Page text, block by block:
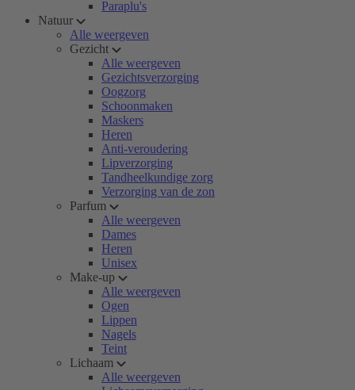
Paraplu's
Natuur
Alle weergeven
Gezicht
Alle weergeven
Gezichtsverzorging
Oogzorg
Schoonmaken
Maskers
Heren
Anti-veroudering
Lipverzorging
Tandheelkundige zorg
Verzorging van de zon
Parfum
Alle weergeven
Dames
Heren
Unisex
Make-up
Alle weergeven
Ogen
Lippen
Nagels
Teint
Lichaam
Alle weergeven